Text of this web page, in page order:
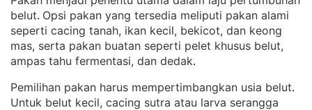
belut. Opsi pakan yang tersedia meliputi pakan alami
seperti cacing tanah, ikan kecil, bekicot, dan keong
mas, serta pakan buatan seperti pelet khusus belut,
ampas tahu fermentasi, dan dedak.
Pemilihan pakan harus mempertimbangkan usia belut
Untuk belut kecil, cacing sutra atau larva serangga